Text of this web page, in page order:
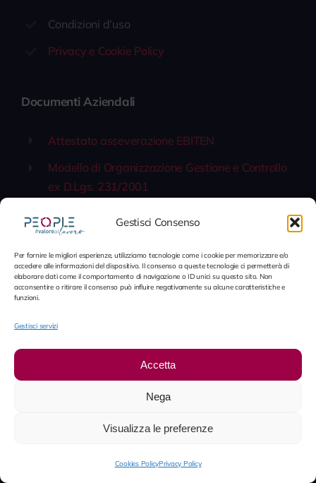
Gestisci Consenso
Per fornire le migliori esperienze, utilizziamo tecnologie come i cookie per memorizzare e/o
accedere alle informazioni del dispositivo. Il consenso a queste tecnologie ci permetterà di
elaborare dati come il comportamento di navigazione o ID unici su questo sito. Non
acconsentire o ritirare il consenso può influire negativamente su alcune caratteristiche e
funzioni.
Gestisci servizi
Accetta
Nega
Visualizza le preferenze
Cookies PolicyPrivacy Policy
Condizioni d’uso
Privacy e Cookie Policy
Documenti Aziendali
Attestato asseverazione EBITEN
Modello di Organizzazione Gestione e Controllo
ex D.Lgs. 231/2001
Codice etico
Policy Data Retention
Regolamento Whistleblowing
Informativa Privacy Whistleblowing
Certificazione di qualità
Piattaforma Whistleblowing